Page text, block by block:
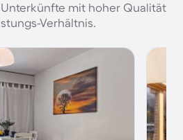
mit hoher Qualität
Verhältnis.